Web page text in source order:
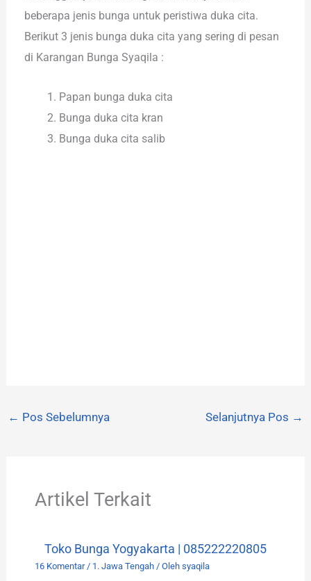
beberapa jenis bunga untuk peristiwa duka cita.
Berikut 3 jenis bunga duka cita yang sering di pesan
di Karangan Bunga Syaqila :
Papan bunga duka cita
Bunga duka cita kran
Bunga duka cita salib
← Pos Sebelumnya Selanjutnya Pos →
Artikel Terkait
Toko Bunga Yogyakarta | 085222220805
16 Komentar / 1. Jawa Tengah/ Oleh syaqila